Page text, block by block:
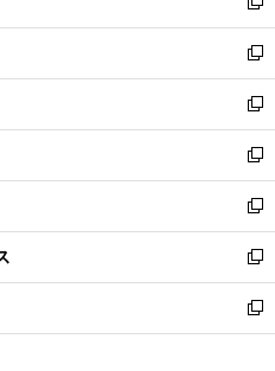
開
く
ウ
で
開
く
ィ
ン
ド
ウ
で
開
く
い
ウ
ィ
ン
ド
ウ
で
開
く
新
し
い
ウ
ィ
ン
ド
ウ
で
開
く
新
し
い
ウ
ィ
ン
ド
ウ
で
開
く
新
し
い
ウ
ィ
ン
ド
ウ
で
開
新
し
い
ウ
ィ
ン
ド
ウ
新
し
い
ウ
ィ
ン
新
し
い
ウ
新
し